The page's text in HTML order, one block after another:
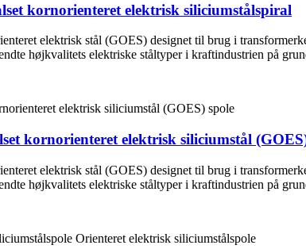
kornorienteret elektrisk siliciumstålspiral
elektrisk stål (GOES) designet til brug i
højkvalitets elektriske ståltyper i kraftindustrien på
kornorienteret elektrisk siliciumstål
elektrisk stål (GOES) designet til brug i
højkvalitets elektriske ståltyper i kraftindustrien på